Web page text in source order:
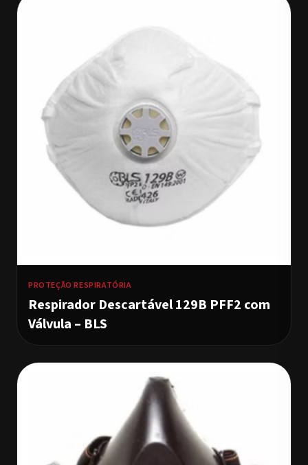
PROTEÇÃO RESPIRATÓRIA
Respirador Descartável 129B PFF2 com
Válvula – BLS